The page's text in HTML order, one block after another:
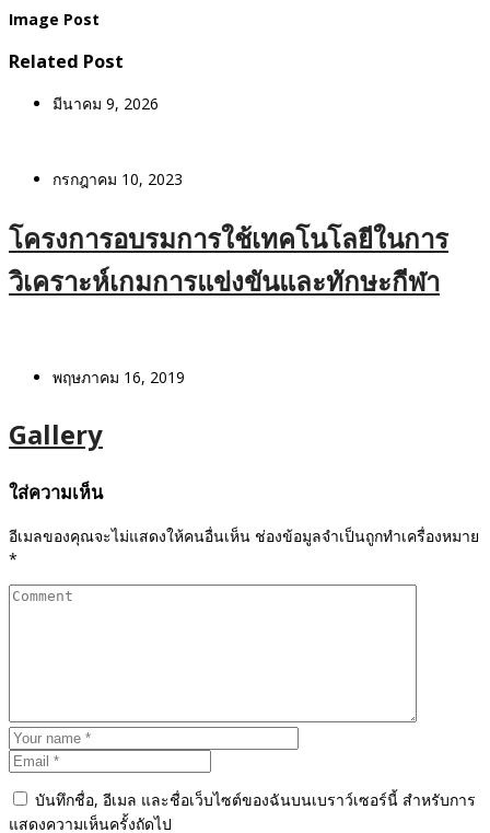
Image Post
Related Post
มีนาคม 9, 2026
กรกฎาคม 10, 2023
โครงการอบรมการใช้เทคโนโลยีในการ
วิเคราะห์เกมการแข่งขันและทักษะกีฬา
พฤษภาคม 16, 2019
Gallery
ใส่ความเห็น
อีเมลของคุณจะไม่แสดงให้คนอื่นเห็น ช่องข้อมูลจำเป็นถูกทำเครื่องหมาย
*
บันทึกชื่อ, อีเมล และชื่อเว็บไซต์ของฉันบนเบราว์เซอร์นี้ สำหรับการ
แสดงความเห็นครั้งถัดไป